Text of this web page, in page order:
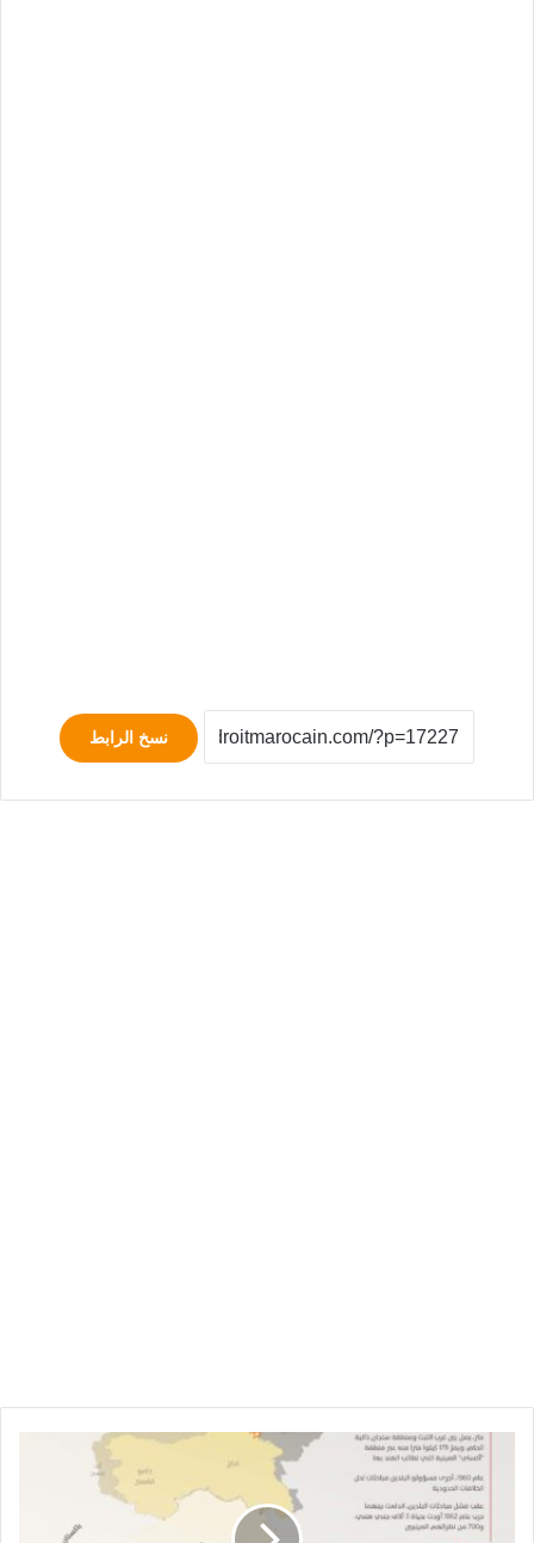
نسخ الرابط
الصين
التوتر